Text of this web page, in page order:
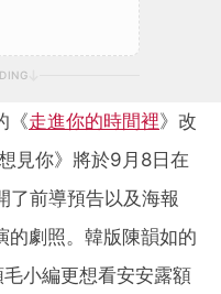
《走進你的時間裡》改
見你》將於9月8日在
了前導預告以及海報
的劇照。韓版陳韻如的
小編更想看安安露額